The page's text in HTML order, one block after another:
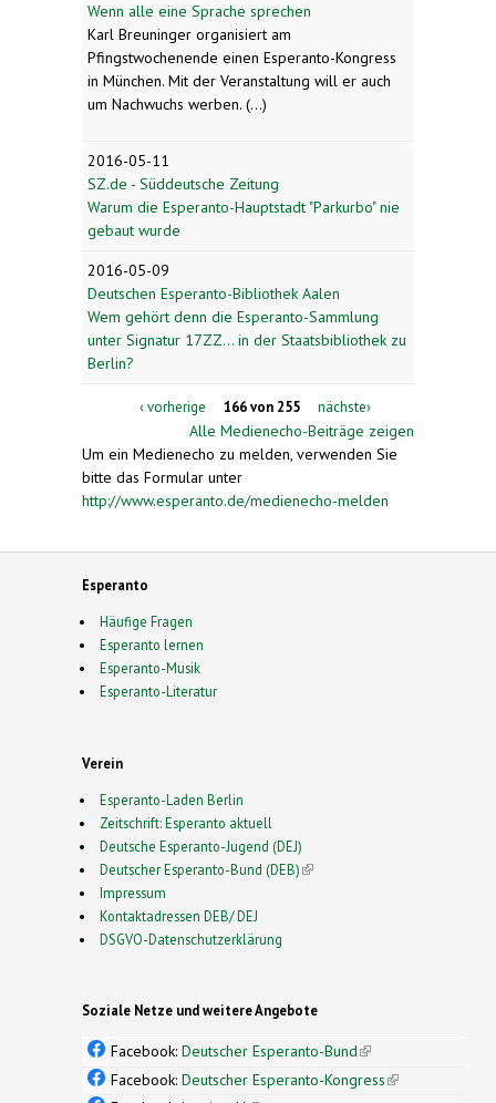
Wenn alle eine Sprache sprechen
Karl Breuninger organisiert am
Pfingstwochenende einen Esperanto-Kongress
in München. Mit der Veranstaltung will er auch
um Nachwuchs werben. (...)
2016-05-11
SZ.de - Süddeutsche Zeitung
Warum die Esperanto-Hauptstadt "Parkurbo" nie
gebaut wurde
2016-05-09
Deutschen Esperanto-Bibliothek Aalen
Wem gehört denn die Esperanto-Sammlung
unter Signatur 17ZZ... in der Staatsbibliothek zu
Berlin?
‹ vorherige 166 von 255 nächste›
Alle Medienecho-Beiträge zeigen
Um ein Medienecho zu melden, verwenden Sie
bitte das Formular unter
http://www.esperanto.de/medienecho-melden
Esperanto
Häufige Fragen
Esperanto lernen
Esperanto-Musik
Esperanto-Literatur
Verein
Esperanto-Laden Berlin
Zeitschrift: Esperanto aktuell
Deutsche Esperanto-Jugend (DEJ)
Deutscher Esperanto-Bund (DEB)(link is external)
Impressum
Kontaktadressen DEB/ DEJ
DSGVO-Datenschutzerklärung
Soziale Netze und weitere Angebote
Facebook: Deutscher Esperanto-Bund(link is
external)
Facebook: Deutscher Esperanto-Kongress(link is